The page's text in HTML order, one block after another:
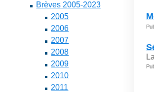
Brèves 2005-2023
2005
2006
2007
2008
2009
2010
2011